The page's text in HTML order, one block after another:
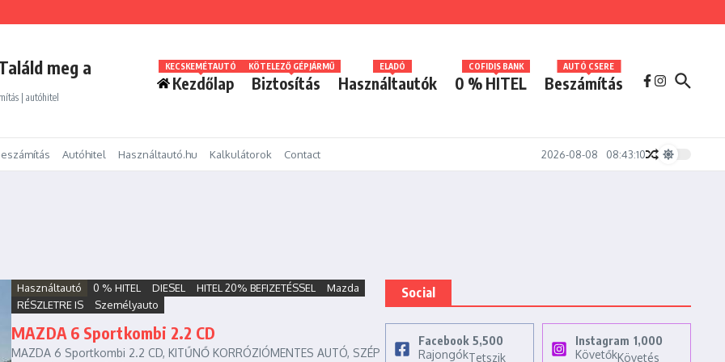
meg a
| autóhitel
Kezdőlap
KECSKEMÉTAUTÓ
Biztosítás
KÖTELEZŐ GÉPJÁRMŰ
Használtautók
ELADÓ
0 % HITEL
COFIDIS BANK
Beszámítás
AUTÓ CSERE
Autóhitel Használtautó.hu Kalkulátorok Contact 2026-08-08 08:43:10
Használtautó 0 % HITEL DIESEL HITEL 20% BEFIZETÉSSEL
Mazda
RÉSZLETRE IS
Személyauto
MAZDA 6 Sportkombi 2.2 CD
MAZDA 6 Sportkombi 2.2 CD, KITŰNŐ KORRÓZIÓMENTES AUTÓ, SZÉP
Social
Facebook 5,500
RajongókTetszik
Instagram 1,000
KövetőkKövetés